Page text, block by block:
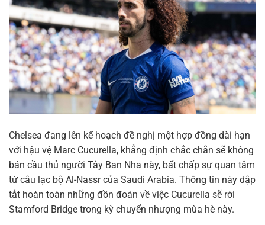
Chelsea đang lên kế hoạch đề nghị một hợp đồng dài hạn
với hậu vệ Marc Cucurella, khẳng định chắc chắn sẽ không
bán cầu thủ người Tây Ban Nha này, bất chấp sự quan tâm
từ câu lạc bộ Al-Nassr của Saudi Arabia. Thông tin này dập
tắt hoàn toàn những đồn đoán về việc Cucurella sẽ rời
Stamford Bridge trong kỳ chuyển nhượng mùa hè này.